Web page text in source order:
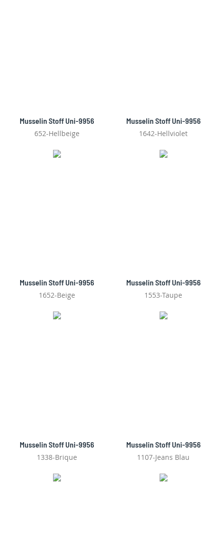
Musselin Stoff Uni-9956
652-Hellbeige
Musselin Stoff Uni-9956
1642-Hellviolet
Musselin Stoff Uni-9956
1652-Beige
Musselin Stoff Uni-9956
1553-Taupe
Musselin Stoff Uni-9956
1338-Brique
Musselin Stoff Uni-9956
1107-Jeans Blau